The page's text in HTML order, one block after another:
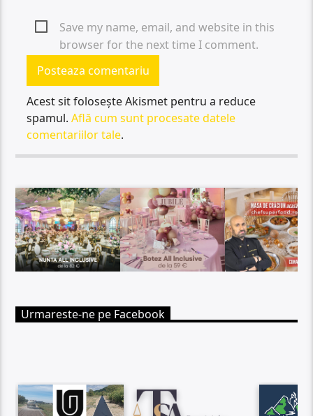
Save my name, email, and website in this
browser for the next time I comment.
Acest sit folosește Akismet pentru a reduce
spamul.Află cum sunt procesate datele
comentariilor tale.
Urmareste-ne pe Facebook